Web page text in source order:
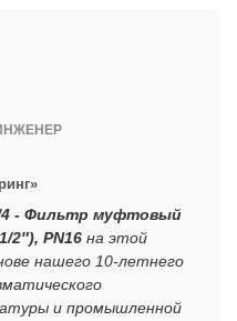
4 - Фильтр муфтовый
2″), PN16 на этой
нашего 10-летнего
и промышленной